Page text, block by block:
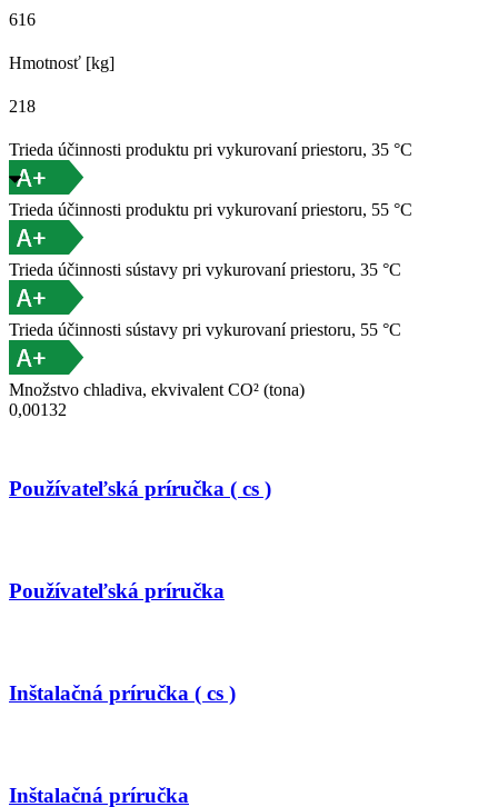
616
Hmotnosť [kg]
218
Trieda účinnosti produktu pri vykurovaní priestoru, 35 °C
Trieda účinnosti produktu pri vykurovaní priestoru, 55 °C
Trieda účinnosti sústavy pri vykurovaní priestoru, 35 °C
Trieda účinnosti sústavy pri vykurovaní priestoru, 55 °C
Množstvo chladiva, ekvivalent CO² (tona)
0,00132
Používateľská príručka ( cs )
Používateľská príručka
Inštalačná príručka ( cs )
Inštalačná príručka